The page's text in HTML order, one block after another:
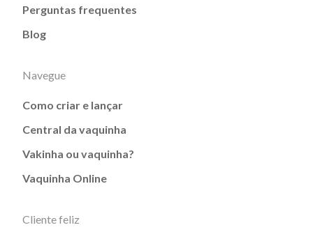
Perguntas frequentes
Blog
Navegue
Como criar e lançar
Central da vaquinha
Vakinha ou vaquinha?
Vaquinha Online
Cliente feliz